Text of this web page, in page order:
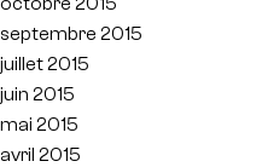
septembre 2015
juillet 2015
juin 2015
mai 2015
avril 2015